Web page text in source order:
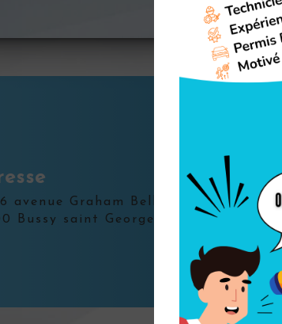
Bussy saint Georges